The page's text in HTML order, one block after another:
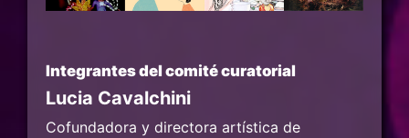
Integrantes del comité curatorial
Lucia Cavalchini
Cofundadora y directora artística de